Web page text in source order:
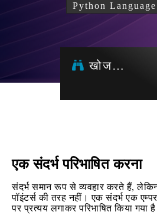
Python Language
खोज…
एक संदर्भ परिभाषित करना
संदर्भ समान रूप से व्यवहार करते हैं,
पॉइंटर्स की तरह नहीं। एक संदर्भ एक
पर प्रत्यय लगाकर परिभाषित किया गया